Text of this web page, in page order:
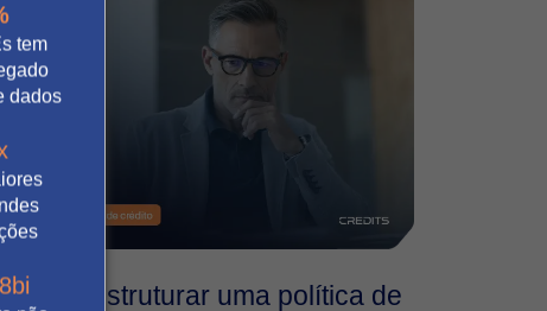
tem
dados
Como estruturar uma política de